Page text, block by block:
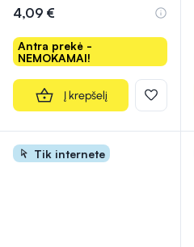
4,09 €
Antra prekė -
NEMOKAMAI!
Į krepšelį
Tik internete